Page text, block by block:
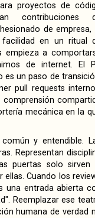
contribuciones
de empresa,
en un ritual
empieza a
de internet. El
es un paso de
pull requests
mecánica en la
Representan
puertas solo sirven
ellas. Cuando los
una entrada abierta
Reemplazar ese
humana de verdad